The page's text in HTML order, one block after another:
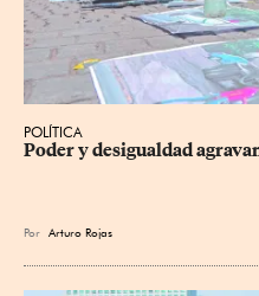
POLÍTICA
Poder y desigualdad
Por Arturo Rojas